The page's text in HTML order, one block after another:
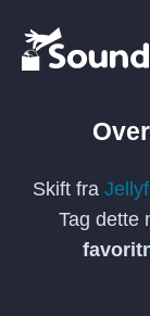
Skift fra
Tag dette